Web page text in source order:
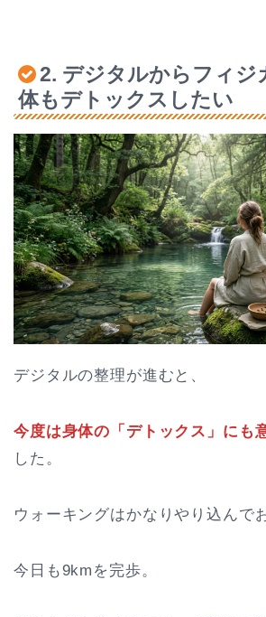
2. デジタルからフィジ
体もデトックスしたい
デジタルの整理が進むと、
今度は身体の「デトックス」にも
した。
ウォーキングはかなりやり込んで
今日も9kmを完歩。